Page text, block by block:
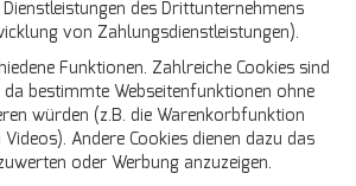
des Drittunternehmens
von Zahlungsdienstleistungen).
Funktionen. Zahlreiche Cookies sind
bestimmte Webseitenfunktionen ohne
würden (z.B. die Warenkorbfunktion
Andere Cookies dienen dazu das
oder Werbung anzuzeigen.